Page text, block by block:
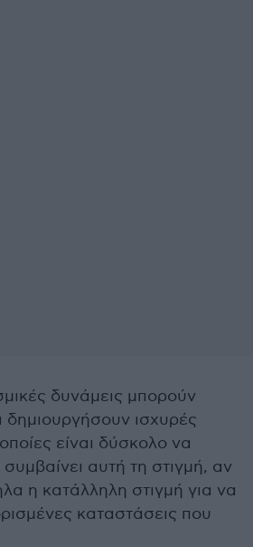
δυνάμεις μπορούν
δημιουργήσουν ισχυρές
είναι δύσκολο να
αυτή τη στιγμή, αν
η κατάλληλη στιγμή για να
καταστάσεις που